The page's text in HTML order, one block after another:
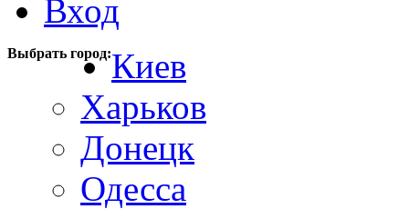
Вход
Выбрать город:Киев
Харьков
Донецк
Одесса